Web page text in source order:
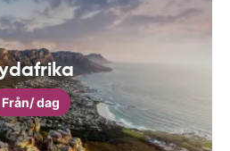
Från/ dag